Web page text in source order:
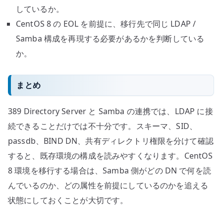
しているか。
CentOS 8 の EOL を前提に、移行先で同じ LDAP /
Samba 構成を再現する必要があるかを判断している
か。
まとめ
389 Directory Server と Samba の連携では、LDAP に接
続できることだけでは不十分です。スキーマ、SID、
passdb、BIND DN、共有ディレクトリ権限を分けて確認
すると、既存環境の構成を読みやすくなります。CentOS
8 環境を移行する場合は、Samba 側がどの DN で何を読
んでいるのか、どの属性を前提にしているのかを追える
状態にしておくことが大切です。